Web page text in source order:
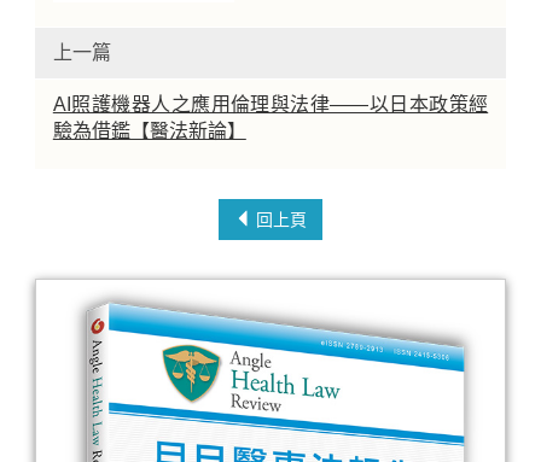
上一篇
AI照護機器人之應用倫理與法律——以日本政策經
驗為借鑑【醫法新論】
回上頁